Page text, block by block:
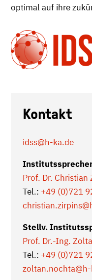
optimal auf ihre
Kontakt
idss@h-ka.de
Prof. Dr. Christian
Tel.: +49 (0)721
christian.zirpins
Stellv.
Prof. Dr.-Ing.
Tel.: +49 (0)721
zoltan.nochta